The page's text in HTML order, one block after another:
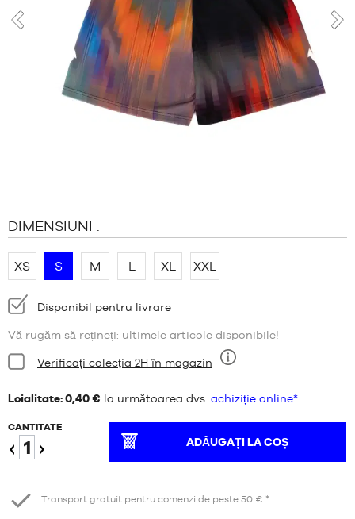
PROMOȚII
RELEASES
ÎNTREBĂRI
FRECVENTE
Blog
MĂRCI
COPILUL
PROMOȚII
RELEASES
DIMENSIUNI :
XS S M L XL XXL
Disponibilitate:
Disponibil pentru livrare
Vă rugăm să rețineți: ultimele articole disponibile!
Stare:
Nouă
Verificați colecția 2H în magazin
Loialitate: 0,40 € la următoarea dvs. achiziție online*
CANTITATE
ADĂUGAȚI LA COȘ
Transport gratuit pentru comenzi de peste 50 € *